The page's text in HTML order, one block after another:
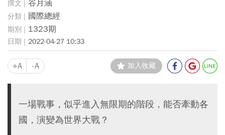
谷月涵
國際總經
1323期
2022-04-27 10:33
+A -A 加入收藏
一場戰事，似乎進入無限期的階段，能否牽動各
國，演變為世界大戰？